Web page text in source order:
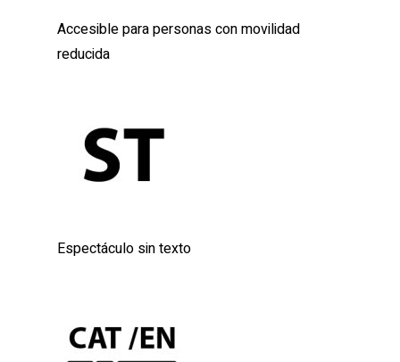
Accesible para personas con movilidad
reducida
Espectáculo sin texto